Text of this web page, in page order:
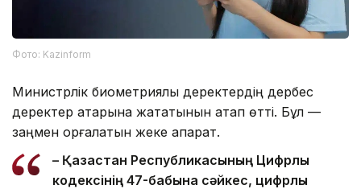
Фото: Kazinform
Министрлік биометриялық деректердің дербес
деректер қатарына жататынын атап өтті. Бұл —
заңмен қорғалатын жеке ақпарат.
– Қазақстан Республикасының Цифрлық
кодексінің 47-бабына сәйкес, цифрлық